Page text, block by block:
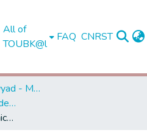
All of
TOUBK@l
FAQ CNRST
Université Cadi Ayyad - Marrakech
Faculté de Médecine et de Pharmacie - Marrakech
Évaluation de la communication étudiant-patient dans la pratique médicale : vers l’élaboration d’un protocole de formation des étudiants en médecine dans la communication médecin-patient